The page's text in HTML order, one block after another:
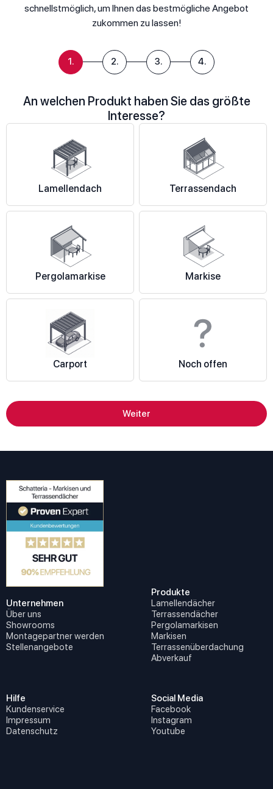
schnellstmöglich, um Ihnen das bestmögliche Angebot
zukommen zu lassen!
1. 2. 3. 4.
An welchen Produkt haben Sie das größte
Interesse?
Lamellendach Terrassendach
Pergolamarkise Markise
Carport Noch offen
Weiter
Unternehmen
Über uns
Showrooms
Montagepartner werden
Stellenangebote
Produkte
Lamellendächer
Terrassendächer
Pergolamarkisen
Markisen
Terrassenüberdachung
Abverkauf
Hilfe
Kundenservice
Impressum
Datenschutz
Social Media
Facebook
Instagram
Youtube